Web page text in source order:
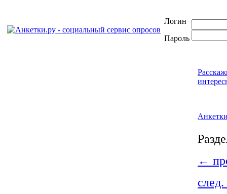
Логин
Пароль
←